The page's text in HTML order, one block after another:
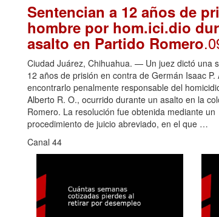
Sentencian a 12 años de
hombre por hom.ici.dio
asalto en Partido Romero
Ciudad Juárez, Chihuahua. — Un juez dictó una
12 años de prisión en contra de Germán Isaac P.
encontrarlo penalmente responsable del
Alberto R. O., ocurrido durante un asalto en la
Romero. La resolución fue obtenida mediante un
procedimiento de juicio abreviado, en el que …
Canal 44